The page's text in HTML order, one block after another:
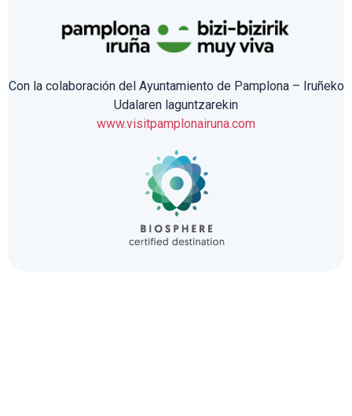
Con la colaboración del Ayuntamiento de Pamplona – Iruñeko
Udalaren laguntzarekin
www.visitpamplonairuna.com